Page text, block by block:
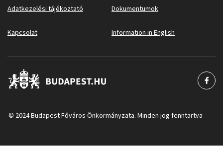
Adatkezelési tájékoztató Dokumentumok
Kapcsolat Information in English
© 2024 Budapest Főváros Önkormányzata. Minden jog fenntartva